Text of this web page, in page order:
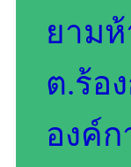
ยาม
ต.ร้อ
องค์